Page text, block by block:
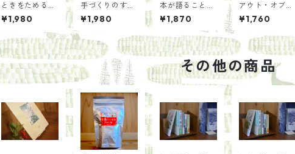
ときをためる暮
らし
¥1,980
手づくりのすす
め
¥1,980
本が語ること、
語らせること／
青木海青子
¥1,870
アウト・オブ・
民藝／軸原ヨウ
スケと中村裕太
¥1,760
その他の商品